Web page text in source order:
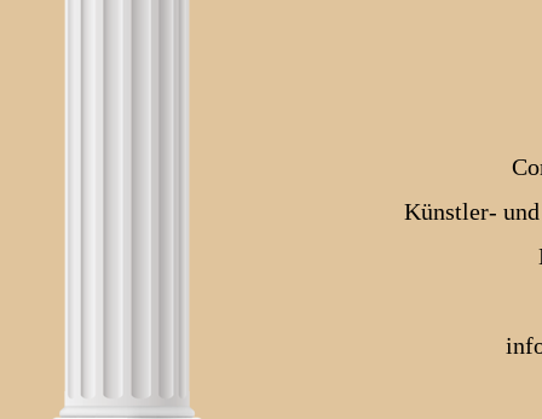
Künstler-